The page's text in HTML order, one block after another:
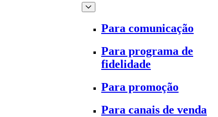
Para comunicação
Para programa de
fidelidade
Para promoção
Para canais de venda